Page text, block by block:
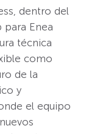
dentro del
Enea
técnica
como
de la
y
el equipo